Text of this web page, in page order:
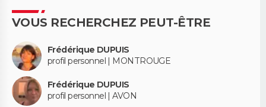
VOUS RECHERCHEZ PEUT-ÊTRE
Frédérique DUPUIS
profil personnel | MONTROUGE
Frédérique DUPUIS
profil personnel | AVON